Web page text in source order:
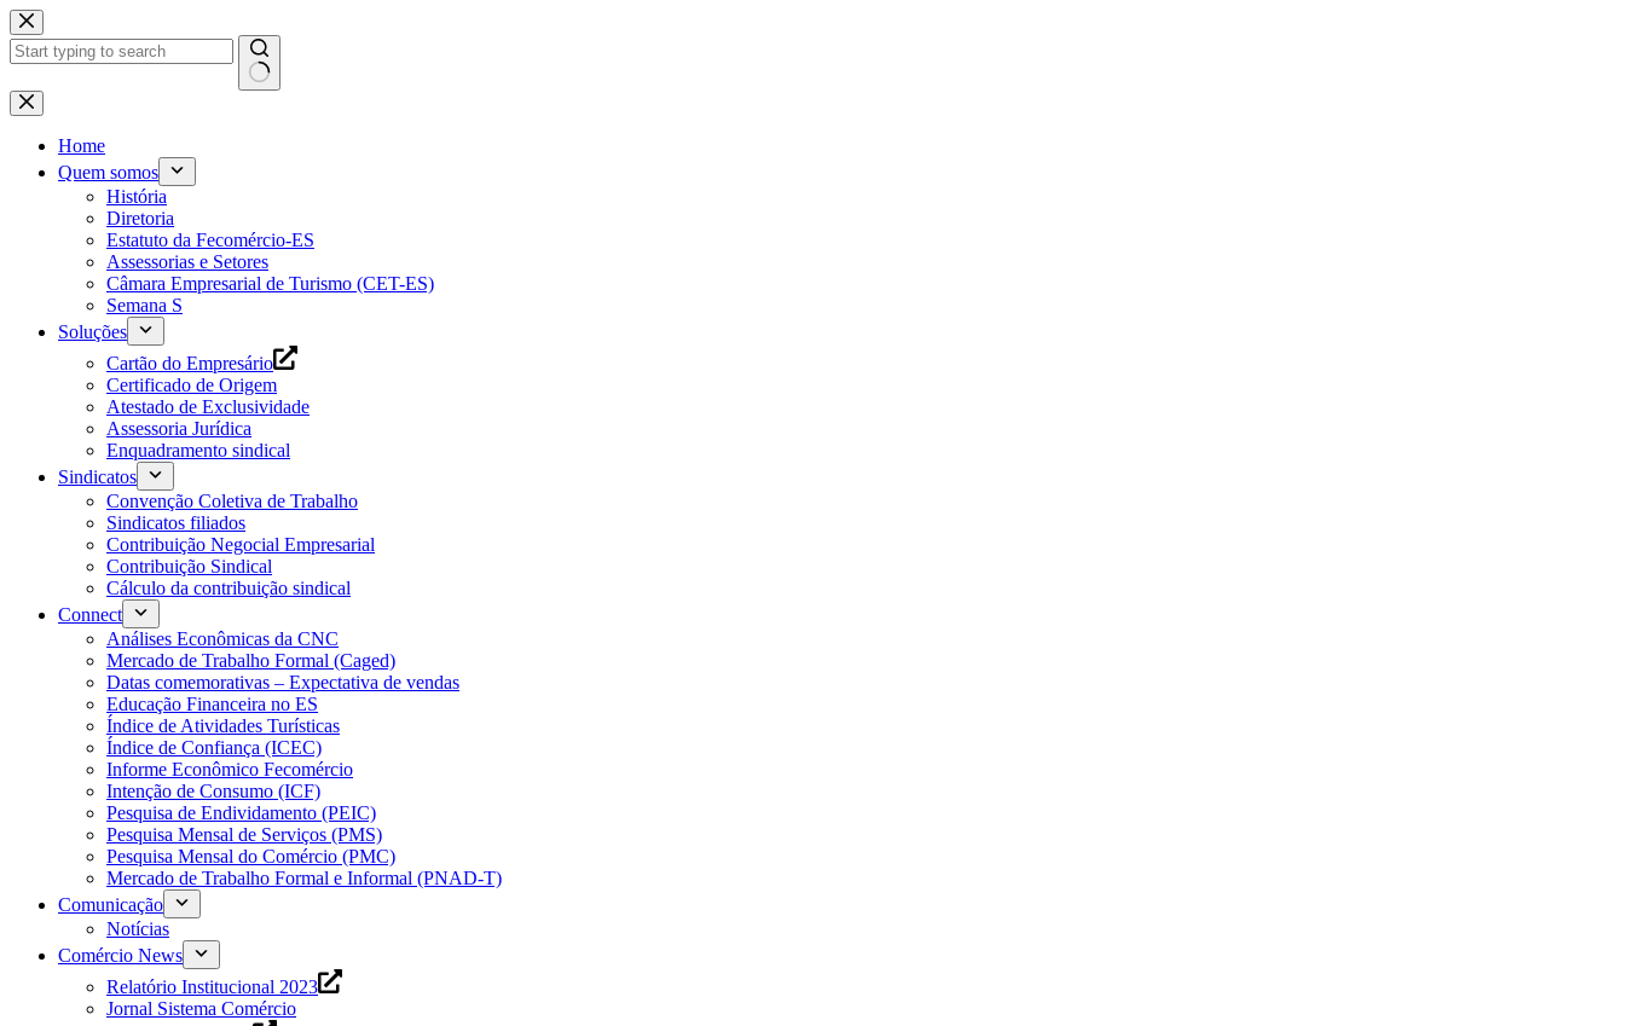
Pular
para
o
Home
Quem somos
História
Diretoria
Estatuto da Fecomércio-ES
Assessorias e Setores
Câmara Empresarial de Turismo (CET-ES)
Semana S
Soluções
Cartão do Empresário
Certificado de Origem
Atestado de Exclusividade
Assessoria Jurídica
Enquadramento sindical
Sindicatos
Convenção Coletiva de Trabalho
Sindicatos filiados
Contribuição Negocial Empresarial
Contribuição Sindical
Cálculo da contribuição sindical
Connect
Análises Econômicas da CNC
Mercado de Trabalho Formal (Caged)
Datas comemorativas – Expectativa de vendas
Educação Financeira no ES
Índice de Atividades Turísticas
Índice de Confiança (ICEC)
Informe Econômico Fecomércio
Intenção de Consumo (ICF)
Pesquisa de Endividamento (PEIC)
Pesquisa Mensal de Serviços (PMS)
Pesquisa Mensal do Comércio (PMC)
Mercado de Trabalho Formal e Informal (PNAD-T)
Comunicação
Notícias
Comércio News
Relatório Institucional 2023
Jornal Sistema Comércio